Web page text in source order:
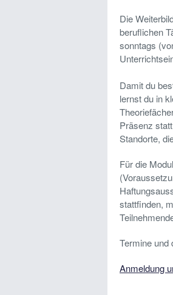
Die
beruflichen
sonntags
Damit du
lernst du in
Präsenz
Standorte,
Für die
stattfinden,
Termine und
Anmeldung